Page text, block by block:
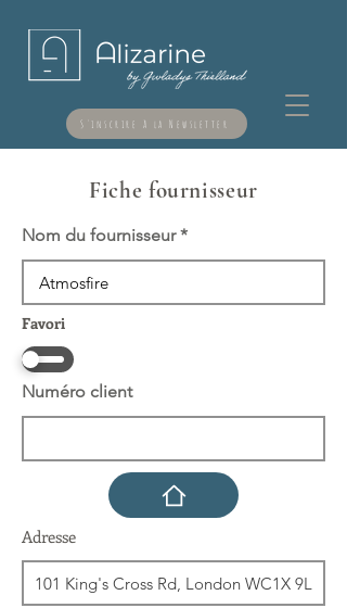
S'inscrire à la Newsletter
Fiche fournisseur
Nom du fournisseur
Favori
Numéro client
Adresse